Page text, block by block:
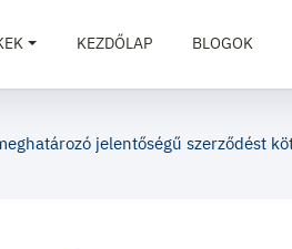
KEZDŐLAP BLOGOK
jelentőségű szerződést